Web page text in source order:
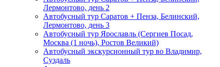
Лермонтово, день 2
Автобусный тур Саратов + Пенза, Белинский,
Лермонтово, день 3
Автобусный тур Ярославль (Сергиев Посад,
Москва (1 ночь), Ростов Великий)
Автобусный экскурсионный тур во Владимир,
Суздаль